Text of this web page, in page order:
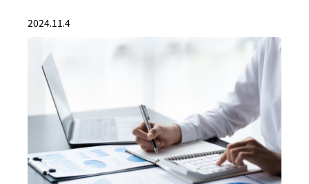
2024.11.4